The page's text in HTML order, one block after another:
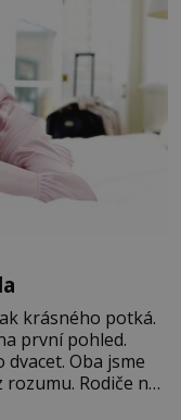
krásného potká.
první pohled.
dvacet. Oba jsme
Rodiče nás